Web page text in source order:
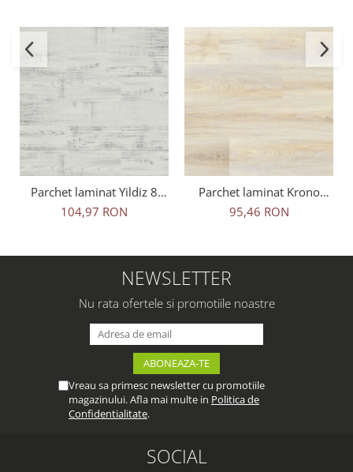
Parchet laminat Yildiz 8
mm Terraclic, Kartepe T-
642, clasa 31 AC3
104,97 RON
Parchet laminat Krono
Original 8 mm 5236
Novella, Savana Oak, clasa
95,46 RON
NEWSLETTER
Nu rata ofertele si promotiile noastre
Vreau sa primesc newsletter cu promotiile
magazinului. Afla mai multe in Politica de
Confidentialitate.
SOCIAL